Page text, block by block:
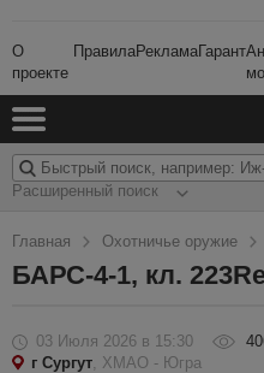
О
проекте
ПравилаРекламаГарант
Расширенный поиск
Главная Охотничье оружие
БАРС-4-1, кл.
03 Июля 2026 в 15:30
г Сургут, ХМАО - Югра